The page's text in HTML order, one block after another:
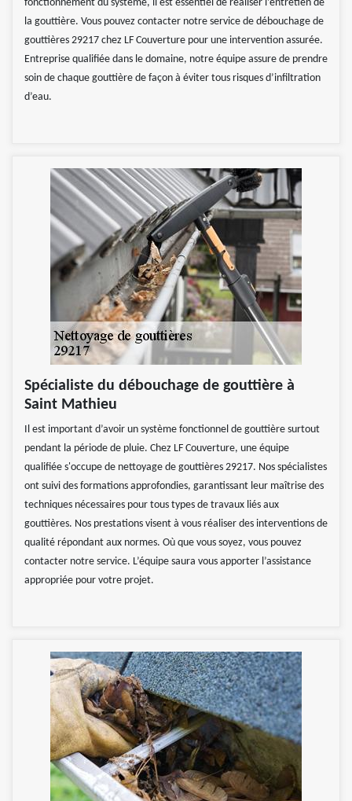
fonctionnement du système, il est essentiel de réaliser l’entretien de
la gouttière. Vous pouvez contacter notre service de débouchage de
gouttières 29217 chez LF Couverture pour une intervention assurée.
Entreprise qualifiée dans le domaine, notre équipe assure de prendre
soin de chaque gouttière de façon à éviter tous risques d’infiltration
d’eau.
Spécialiste du débouchage de gouttière à
Saint Mathieu
Il est important d’avoir un système fonctionnel de gouttière surtout
pendant la période de pluie. Chez LF Couverture, une équipe
qualifiée s'occupe de nettoyage de gouttières 29217. Nos spécialistes
ont suivi des formations approfondies, garantissant leur maîtrise des
techniques nécessaires pour tous types de travaux liés aux
gouttières. Nos prestations visent à vous réaliser des interventions de
qualité répondant aux normes. Où que vous soyez, vous pouvez
contacter notre service. L’équipe saura vous apporter l’assistance
appropriée pour votre projet.